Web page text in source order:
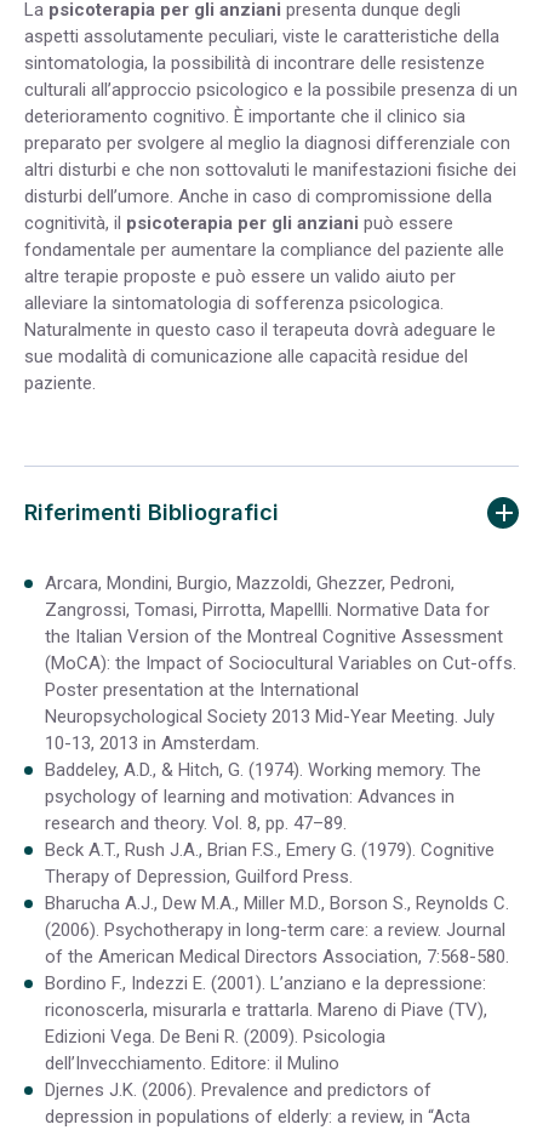
La psicoterapia per gli anziani presenta dunque degli
aspetti assolutamente peculiari, viste le caratteristiche della
sintomatologia, la possibilità di incontrare delle resistenze
culturali all’approccio psicologico e la possibile presenza di un
deterioramento cognitivo. È importante che il clinico sia
preparato per svolgere al meglio la diagnosi differenziale con
altri disturbi e che non sottovaluti le manifestazioni fisiche dei
disturbi dell’umore. Anche in caso di compromissione della
cognitività, il psicoterapia per gli anziani può essere
fondamentale per aumentare la compliance del paziente alle
altre terapie proposte e può essere un valido aiuto per
alleviare la sintomatologia di sofferenza psicologica.
Naturalmente in questo caso il terapeuta dovrà adeguare le
sue modalità di comunicazione alle capacità residue del
paziente.
Riferimenti Bibliografici
Arcara, Mondini, Burgio, Mazzoldi, Ghezzer, Pedroni,
Zangrossi, Tomasi, Pirrotta, Mapellli. Normative Data for
the Italian Version of the Montreal Cognitive Assessment
(MoCA): the Impact of Sociocultural Variables on Cut-offs.
Poster presentation at the International
Neuropsychological Society 2013 Mid-Year Meeting. July
10-13, 2013 in Amsterdam.
Baddeley, A.D., & Hitch, G. (1974). Working memory. The
psychology of learning and motivation: Advances in
research and theory. Vol. 8, pp. 47–89.
Beck A.T., Rush J.A., Brian F.S., Emery G. (1979). Cognitive
Therapy of Depression, Guilford Press.
Bharucha A.J., Dew M.A., Miller M.D., Borson S., Reynolds C.
(2006). Psychotherapy in long-term care: a review. Journal
of the American Medical Directors Association, 7:568-580.
Bordino F., Indezzi E. (2001). L’anziano e la depressione:
riconoscerla, misurarla e trattarla. Mareno di Piave (TV),
Edizioni Vega. De Beni R. (2009). Psicologia
dell’Invecchiamento. Editore: il Mulino
Djernes J.K. (2006). Prevalence and predictors of
depression in populations of elderly: a review, in “Acta